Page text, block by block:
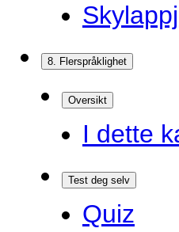
8. Flerspråklighet
Oversikt
I dette
Test deg selv
Quiz